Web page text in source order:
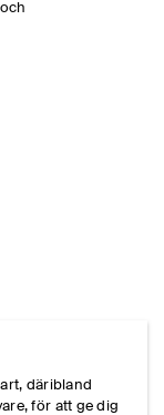
däribland
för att ge dig